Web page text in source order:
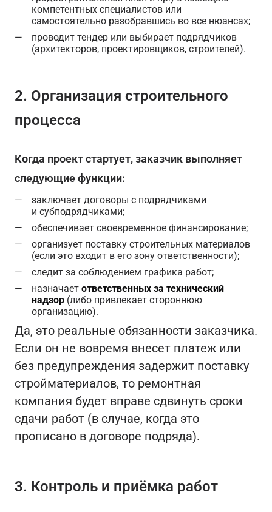
компетентных специалистов или
самостоятельно разобравшись во все нюансах;
проводит тендер или выбирает подрядчиков
(архитекторов, проектировщиков, строителей).
2. Организация строительного
процесса
Когда проект стартует, заказчик выполняет
следующие функции:
заключает договоры с подрядчиками
и субподрядчиками;
обеспечивает своевременное финансирование;
организует поставку строительных материалов
(если это входит в его зону ответственности);
следит за соблюдением графика работ;
назначает ответственных за технический
надзор (либо привлекает стороннюю
организацию).
Да, это реальные обязанности заказчика.
Если он не вовремя внесет платеж или
без предупреждения задержит поставку
стройматериалов, то ремонтная
компания будет вправе сдвинуть сроки
сдачи работ (в случае, когда это
прописано в договоре подряда).
3. Контроль и приёмка работ